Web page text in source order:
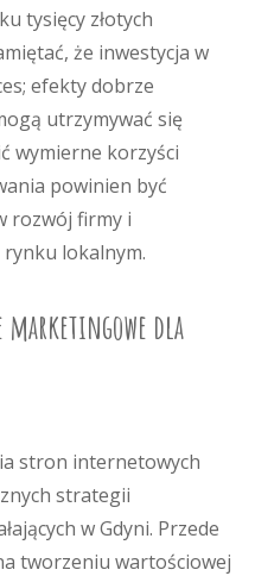
tysięcy złotych
że inwestycja w
efekty dobrze
utrzymywać się
wymierne korzyści
powinien być
rozwój firmy i
rynku lokalnym.
marketingowe dla
stron internetowych
strategii
w Gdyni. Przede
tworzeniu wartościowej